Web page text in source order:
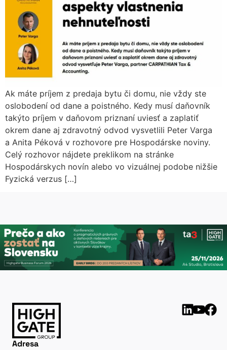
Ak máte príjem z predaja bytu či domu, nie vždy ste
oslobodení od dane a poistného. Kedy musí daňovník
takýto príjem v daňovom priznaní uviesť a zaplatiť
okrem dane aj zdravotný odvod vysvetlili Peter Varga
a Anita Péková v rozhovore pre Hospodárske noviny.
Celý rozhovor nájdete preklikom na stránke
Hospodárskych novín alebo vo vizuálnej podobe nižšie
Fyzická verzus […]
Adresa